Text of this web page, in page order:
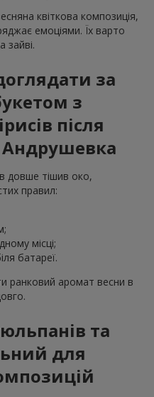
квіткова композиція,
емоціями. Їх варто
зайві.
за
з
після
довше тішив око,
правил:
місці;
батареї.
ранковий аромат весни в
та
для